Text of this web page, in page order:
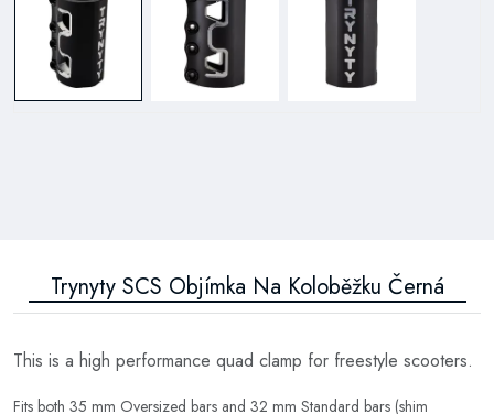
Trynyty SCS Objímka Na Koloběžku Černá
This is a high performance quad clamp for freestyle scooters.
Fits both 35 mm Oversized bars and 32 mm Standard bars (shim